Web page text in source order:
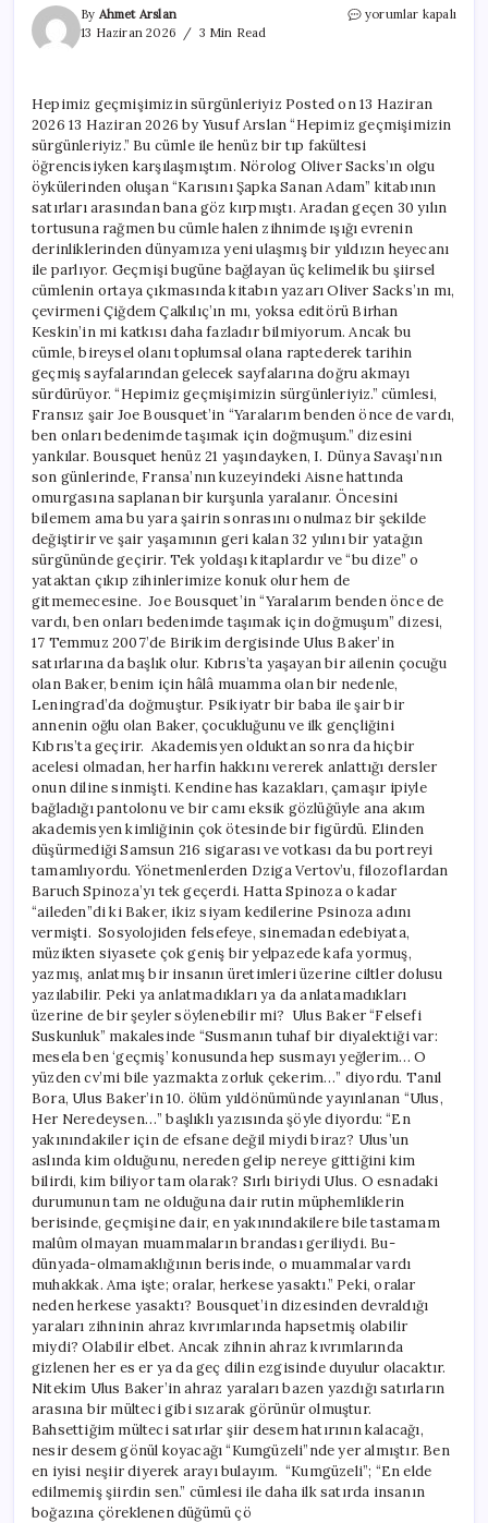
By Ahmet Arslan
13 Haziran 2026
3 Min Read
Hepimiz
yorumlar kapalı
Hepimiz geçmişimizin sürgünleriyiz Posted on 13 Haziran
2026 13 Haziran 2026 by Yusuf Arslan “Hepimiz geçmişimizin
sürgünleriyiz.” Bu cümle ile henüz bir tıp fakültesi
öğrencisiyken karşılaşmıştım. Nörolog Oliver Sacks’ın olgu
öykülerinden oluşan “Karısını Şapka Sanan Adam” kitabının
satırları arasından bana göz kırpmıştı. Aradan geçen 30 yılın
tortusuna rağmen bu cümle halen zihnimde ışığı evrenin
derinliklerinden dünyamıza yeni ulaşmış bir yıldızın heyecanı
ile parlıyor. Geçmişi bugüne bağlayan üç kelimelik bu şiirsel
cümlenin ortaya çıkmasında kitabın yazarı Oliver Sacks’ın mı,
çevirmeni Çiğdem Çalkılıç’ın mı, yoksa editörü Birhan
Keskin’in mi katkısı daha fazladır bilmiyorum. Ancak bu
cümle, bireysel olanı toplumsal olana raptederek tarihin
geçmiş sayfalarından gelecek sayfalarına doğru akmayı
sürdürüyor. “Hepimiz geçmişimizin sürgünleriyiz.” cümlesi,
Fransız şair Joe Bousquet’in “Yaralarım benden önce de vardı,
ben onları bedenimde taşımak için doğmuşum.” dizesini
yankılar. Bousquet henüz 21 yaşındayken, I. Dünya Savaşı’nın
son günlerinde, Fransa’nın kuzeyindeki Aisne hattında
omurgasına saplanan bir kurşunla yaralanır. Öncesini
bilemem ama bu yara şairin sonrasını onulmaz bir şekilde
değiştirir ve şair yaşamının geri kalan 32 yılını bir yatağın
sürgününde geçirir. Tek yoldaşı kitaplardır ve “bu dize” o
yataktan çıkıp zihinlerimize konuk olur hem de
gitmemecesine. Joe Bousquet’in “Yaralarım benden önce de
vardı, ben onları bedenimde taşımak için doğmuşum” dizesi,
17 Temmuz 2007’de Birikim dergisinde Ulus Baker’in
satırlarına da başlık olur. Kıbrıs’ta yaşayan bir ailenin çocuğu
olan Baker, benim için hâlâ muamma olan bir nedenle,
Leningrad’da doğmuştur. Psikiyatr bir baba ile şair bir
annenin oğlu olan Baker, çocukluğunu ve ilk gençliğini
Kıbrıs’ta geçirir. Akademisyen olduktan sonra da hiçbir
acelesi olmadan, her harfin hakkını vererek anlattığı dersler
onun diline sinmişti. Kendine has kazakları, çamaşır ipiyle
bağladığı pantolonu ve bir camı eksik gözlüğüyle ana akım
akademisyen kimliğinin çok ötesinde bir figürdü. Elinden
düşürmediği Samsun 216 sigarası ve votkası da bu portreyi
tamamlıyordu. Yönetmenlerden Dziga Vertov’u, filozoflardan
Baruch Spinoza’yı tek geçerdi. Hatta Spinoza o kadar
“aileden”di ki Baker, ikiz siyam kedilerine Psinoza adını
vermişti. Sosyolojiden felsefeye, sinemadan edebiyata,
müzikten siyasete çok geniş bir yelpazede kafa yormuş,
yazmış, anlatmış bir insanın üretimleri üzerine ciltler dolusu
yazılabilir. Peki ya anlatmadıkları ya da anlatamadıkları
üzerine de bir şeyler söylenebilir mi? Ulus Baker “Felsefi
Suskunluk” makalesinde “Susmanın tuhaf bir diyalektiği var:
mesela ben ‘geçmiş’ konusunda hep susmayı yeğlerim… O
yüzden cv’mi bile yazmakta zorluk çekerim…” diyordu. Tanıl
Bora, Ulus Baker’in 10. ölüm yıldönümünde yayınlanan “Ulus,
Her Neredeysen…” başlıklı yazısında şöyle diyordu: “En
yakınındakiler için de efsane değil miydi biraz? Ulus’un
aslında kim olduğunu, nereden gelip nereye gittiğini kim
bilirdi, kim biliyor tam olarak? Sırlı biriydi Ulus. O esnadaki
durumunun tam ne olduğuna dair rutin müphemliklerin
berisinde, geçmişine dair, en yakınındakilere bile tastamam
malûm olmayan muammaların brandası geriliydi. Bu-
dünyada-olmamaklığının berisinde, o muammalar vardı
muhakkak. Ama işte; oralar, herkese yasaktı.” Peki, oralar
neden herkese yasaktı? Bousquet’in dizesinden devraldığı
yaraları zihninin ahraz kıvrımlarında hapsetmiş olabilir
miydi? Olabilir elbet. Ancak zihnin ahraz kıvrımlarında
gizlenen her es er ya da geç dilin ezgisinde duyulur olacaktır.
Nitekim Ulus Baker’in ahraz yaraları bazen yazdığı satırların
arasına bir mülteci gibi sızarak görünür olmuştur.
Bahsettiğim mülteci satırlar şiir desem hatırının kalacağı,
nesir desem gönül koyacağı “Kumgüzeli”nde yer almıştır. Ben
en iyisi neşiir diyerek arayı bulayım. “Kumgüzeli”; “En elde
edilmemiş şiirdin sen.” cümlesi ile daha ilk satırda insanın
boğazına çöreklenen düğümü çö